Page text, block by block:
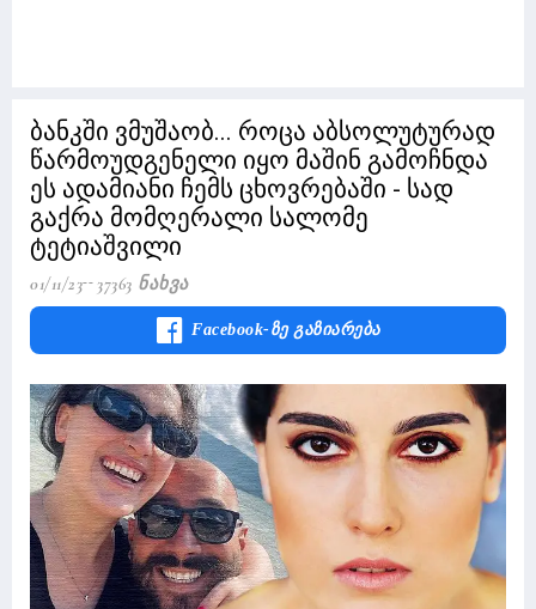
ბანკში ვმუშაობ... როცა აბსოლუტურად
წარმოუდგენელი იყო მაშინ გამოჩნდა
ეს ადამიანი ჩემს ცხოვრებაში - სად
გაქრა მომღერალი სალომე
ტეტიაშვილი
01/11/23 37363 Ნახვა
Facebook-Ზე Გაზიარება